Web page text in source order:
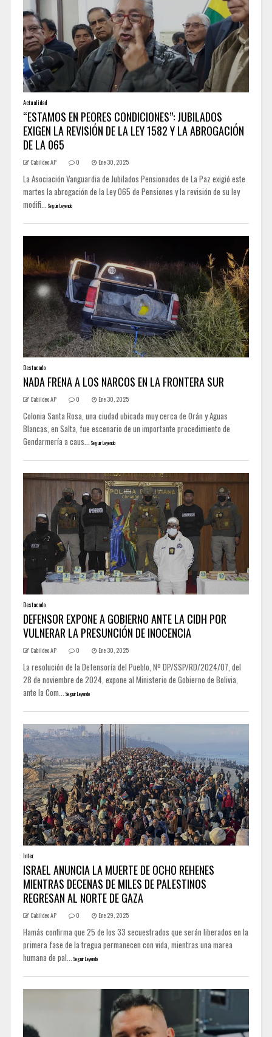
Actualidad
“ESTAMOS EN PEORES CONDICIONES”: JUBILADOS
EXIGEN LA REVISIÓN DE LA LEY 1582 Y LA ABROGACIÓN
DE LA 065
Cabildeo AP 0 Ene 30, 2025
La Asociación Vanguardia de Jubilados Pensionados de La Paz exigió este
martes la abrogación de la Ley 065 de Pensiones y la revisión de su ley
modifi... Seguir Leyendo
Destacado
NADA FRENA A LOS NARCOS EN LA FRONTERA SUR
Cabildeo AP 0 Ene 30, 2025
Colonia Santa Rosa, una ciudad ubicada muy cerca de Orán y Aguas
Blancas, en Salta, fue escenario de un importante procedimiento de
Gendarmería a caus... Seguir Leyendo
Destacado
DEFENSOR EXPONE A GOBIERNO ANTE LA CIDH POR
VULNERAR LA PRESUNCIÓN DE INOCENCIA
Cabildeo AP 0 Ene 30, 2025
La resolución de la Defensoría del Pueblo, Nº DP/SSP/RD/2024/07, del
28 de noviembre de 2024, expone al Ministerio de Gobierno de Bolivia,
ante la Com... Seguir Leyendo
Inter
ISRAEL ANUNCIA LA MUERTE DE OCHO REHENES
MIENTRAS DECENAS DE MILES DE PALESTINOS
REGRESAN AL NORTE DE GAZA
Cabildeo AP 0 Ene 29, 2025
Hamás confirma que 25 de los 33 secuestrados que serán liberados en la
primera fase de la tregua permanecen con vida, mientras una marea
humana de pal... Seguir Leyendo